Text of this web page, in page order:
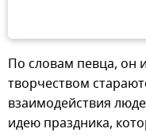
По словам певца, он
творчеством
взаимодействия
идею праздника,